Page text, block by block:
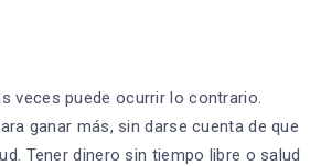
veces puede ocurrir lo contrario.
ganar más, sin darse cuenta de que
Tener dinero sin tiempo libre o salud